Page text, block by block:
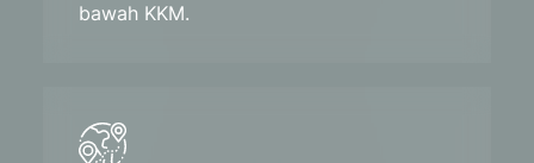
bawah KKM.